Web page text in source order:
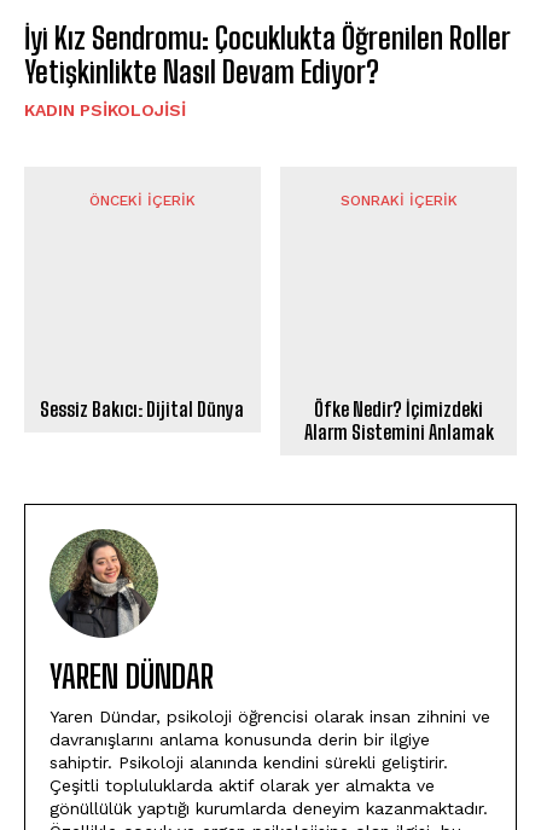
İyi Kız Sendromu: Çocuklukta Öğrenilen Roller
Yetişkinlikte Nasıl Devam Ediyor?
KADIN PSIKOLOJISI
ÖNCEKI İÇERIK
Sessiz Bakıcı: Dijital Dünya
SONRAKI İÇERIK
Öfke Nedir? İçimizdeki
Alarm Sistemini Anlamak
YAREN DÜNDAR
Yaren Dündar, psikoloji öğrencisi olarak insan zihnini ve
davranışlarını anlama konusunda derin bir ilgiye
sahiptir. Psikoloji alanında kendini sürekli geliştirir.
Çeşitli topluluklarda aktif olarak yer almakta ve
gönüllülük yaptığı kurumlarda deneyim kazanmaktadır.